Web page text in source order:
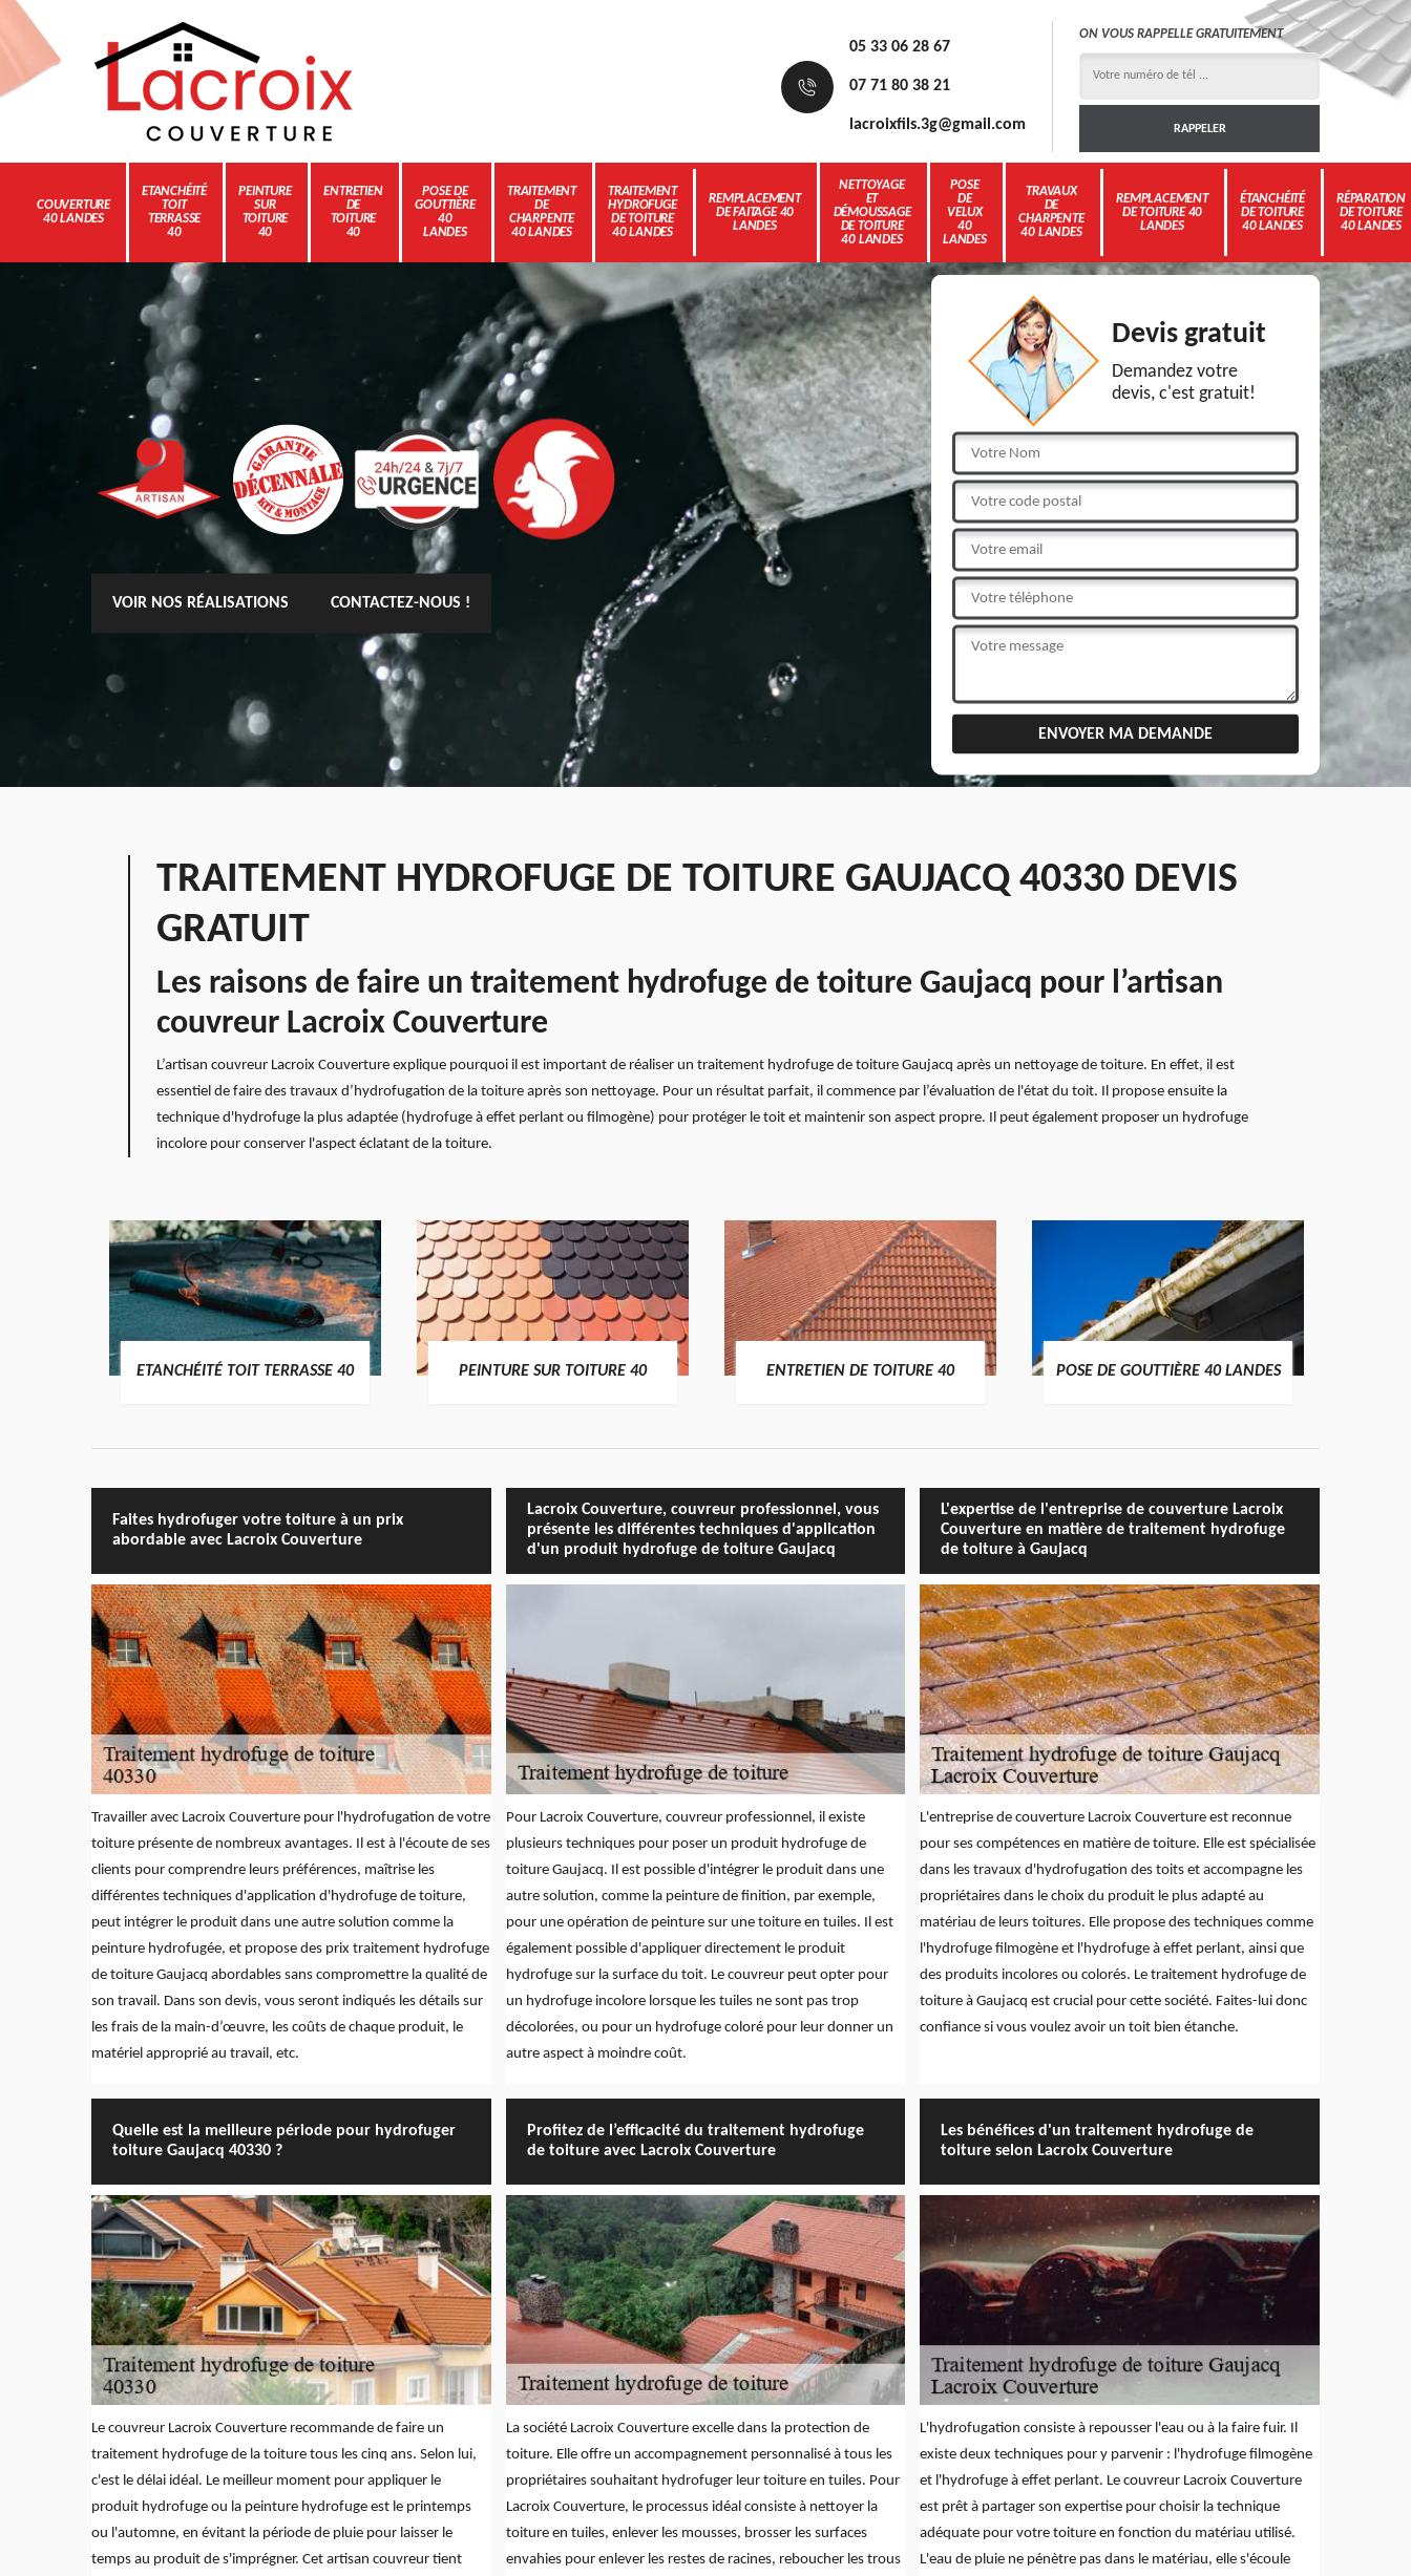
05 33 06 28 67
07 71 80 38 21
lacroixfils.3g@gmail.com
ON VOUS RAPPELLE GRATUITEMENT
COUVERTURE
40 LANDES
ETANCHÉITÉ
TOIT
TERRASSE
40
PEINTURE
SUR
TOITURE
40
ENTRETIEN
DE
TOITURE
40
POSE DE
GOUTTIÈRE
40
LANDES
TRAITEMENT
DE
CHARPENTE
40 LANDES
TRAITEMENT
HYDROFUGE
DE TOITURE
40 LANDES
REMPLACEMENT
DE FAITAGE 40
LANDES
NETTOYAGE
ET
DÉMOUSSAGE
DE TOITURE
40 LANDES
POSE
DE
VELUX
40
LANDES
TRAVAUX
DE
CHARPENTE
40 LANDES
REMPLACEMENT
DE TOITURE 40
LANDES
ÉTANCHÉITÉ
DE TOITURE
40 LANDES
RÉPARATION
DE TOITURE
40 LANDES
VOIR NOS RÉALISATIONS CONTACTEZ-NOUS !
Devis gratuit
Demandez votre
devis, c'est gratuit!
TRAITEMENT HYDROFUGE DE TOITURE GAUJACQ 40330 DEVIS
GRATUIT
Les raisons de faire un traitement hydrofuge de toiture Gaujacq pour l’artisan
couvreur Lacroix Couverture
L’artisan couvreur Lacroix Couverture explique pourquoi il est important de réaliser un traitement hydrofuge de toiture Gaujacq après un nettoyage de toiture. En effet, il est
essentiel de faire des travaux d’hydrofugation de la toiture après son nettoyage. Pour un résultat parfait, il commence par l’évaluation de l'état du toit. Il propose ensuite la
technique d'hydrofuge la plus adaptée (hydrofuge à effet perlant ou filmogène) pour protéger le toit et maintenir son aspect propre. Il peut également proposer un hydrofuge
incolore pour conserver l'aspect éclatant de la toiture.
ETANCHÉITÉ TOIT TERRASSE 40 PEINTURE SUR TOITURE 40 ENTRETIEN DE TOITURE 40 POSE DE GOUTTIÈRE 40 LANDES
Faites hydrofuger votre toiture à un prix
abordable avec Lacroix Couverture
Travailler avec Lacroix Couverture pour l'hydrofugation de votre
toiture présente de nombreux avantages. Il est à l'écoute de ses
clients pour comprendre leurs préférences, maîtrise les
différentes techniques d'application d'hydrofuge de toiture,
peut intégrer le produit dans une autre solution comme la
peinture hydrofugée, et propose des prix traitement hydrofuge
de toiture Gaujacq abordables sans compromettre la qualité de
son travail. Dans son devis, vous seront indiqués les détails sur
les frais de la main-d’œuvre, les coûts de chaque produit, le
matériel approprié au travail, etc.
Lacroix Couverture, couvreur professionnel, vous
présente les différentes techniques d'application
d'un produit hydrofuge de toiture Gaujacq
Pour Lacroix Couverture, couvreur professionnel, il existe
plusieurs techniques pour poser un produit hydrofuge de
toiture Gaujacq. Il est possible d'intégrer le produit dans une
autre solution, comme la peinture de finition, par exemple,
pour une opération de peinture sur une toiture en tuiles. Il est
également possible d'appliquer directement le produit
hydrofuge sur la surface du toit. Le couvreur peut opter pour
un hydrofuge incolore lorsque les tuiles ne sont pas trop
décolorées, ou pour un hydrofuge coloré pour leur donner un
autre aspect à moindre coût.
L'expertise de l'entreprise de couverture Lacroix
Couverture en matière de traitement hydrofuge
de toiture à Gaujacq
L'entreprise de couverture Lacroix Couverture est reconnue
pour ses compétences en matière de toiture. Elle est spécialisée
dans les travaux d'hydrofugation des toits et accompagne les
propriétaires dans le choix du produit le plus adapté au
matériau de leurs toitures. Elle propose des techniques comme
l'hydrofuge filmogène et l'hydrofuge à effet perlant, ainsi que
des produits incolores ou colorés. Le traitement hydrofuge de
toiture à Gaujacq est crucial pour cette société. Faites-lui donc
confiance si vous voulez avoir un toit bien étanche.
Quelle est la meilleure période pour hydrofuger
toiture Gaujacq 40330 ?
Le couvreur Lacroix Couverture recommande de faire un
traitement hydrofuge de la toiture tous les cinq ans. Selon lui,
c'est le délai idéal. Le meilleur moment pour appliquer le
produit hydrofuge ou la peinture hydrofuge est le printemps
ou l'automne, en évitant la période de pluie pour laisser le
temps au produit de s'imprégner. Cet artisan couvreur tient
Profitez de l’efficacité du traitement hydrofuge
de toiture avec Lacroix Couverture
La société Lacroix Couverture excelle dans la protection de
toiture. Elle offre un accompagnement personnalisé à tous les
propriétaires souhaitant hydrofuger leur toiture en tuiles. Pour
Lacroix Couverture, le processus idéal consiste à nettoyer la
toiture en tuiles, enlever les mousses, brosser les surfaces
envahies pour enlever les restes de racines, reboucher les trous
Les bénéfices d'un traitement hydrofuge de
toiture selon Lacroix Couverture
L'hydrofugation consiste à repousser l'eau ou à la faire fuir. Il
existe deux techniques pour y parvenir : l'hydrofuge filmogène
et l'hydrofuge à effet perlant. Le couvreur Lacroix Couverture
est prêt à partager son expertise pour choisir la technique
adéquate pour votre toiture en fonction du matériau utilisé.
L'eau de pluie ne pénètre pas dans le matériau, elle s'écoule